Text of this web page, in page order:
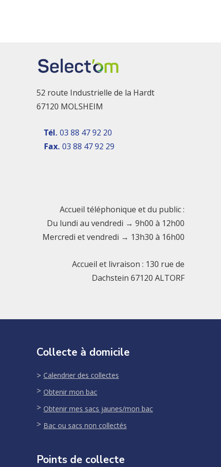
52 route Industrielle de la Hardt
67120 MOLSHEIM
Tél. 03 88 47 92 20
Fax. 03 88 47 92 29
Accueil téléphonique et du public :
Du lundi au vendredi → 9h00 à 12h00
Mercredi et vendredi → 13h30 à 16h00
Accueil et livraison : 130 rue de
Dachstein 67120 ALTORF
Collecte à domicile
Calendrier des collectes
Obtenir mon bac
Obtenir mes sacs jaunes/mon bac
Bac ou sacs non collectés
Points de collecte